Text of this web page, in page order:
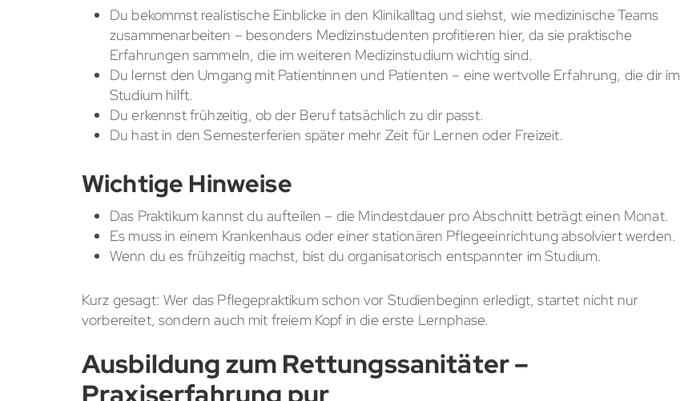
Du bekommst realistische Einblicke in den Klinikalltag und siehst, wie medizinische Teams
zusammenarbeiten – besonders Medizinstudenten profitieren hier, da sie praktische
Erfahrungen sammeln, die im weiteren Medizinstudium wichtig sind.
Du lernst den Umgang mit Patientinnen und Patienten – eine wertvolle Erfahrung, die dir im
Studium hilft.
Du erkennst frühzeitig, ob der Beruf tatsächlich zu dir passt.
Du hast in den Semesterferien später mehr Zeit für Lernen oder Freizeit.
Wichtige Hinweise
Das Praktikum kannst du aufteilen – die Mindestdauer pro Abschnitt beträgt einen Monat.
Es muss in einem Krankenhaus oder einer stationären Pflegeeinrichtung absolviert werden.
Wenn du es frühzeitig machst, bist du organisatorisch entspannter im Studium.
Kurz gesagt: Wer das Pflegepraktikum schon vor Studienbeginn erledigt, startet nicht nur
vorbereitet, sondern auch mit freiem Kopf in die erste Lernphase.
Ausbildung zum Rettungssanitäter –